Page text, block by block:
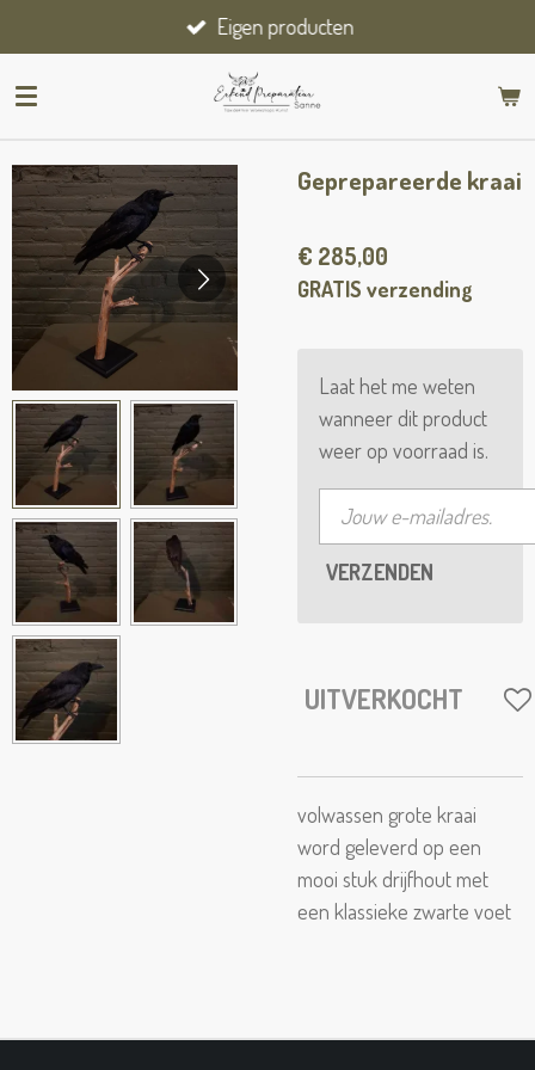
direct
naar
Eigen producten
Geprepareerde kraai
€ 285,00
GRATIS verzending
Laat het me weten
wanneer dit product
weer op voorraad is.
VERZENDEN
UITVERKOCHT
volwassen grote kraai
word geleverd op een
mooi stuk drijfhout met
een klassieke zwarte voet